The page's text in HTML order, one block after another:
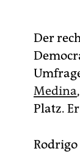
Der
Medina
Platz.
Rodrigo